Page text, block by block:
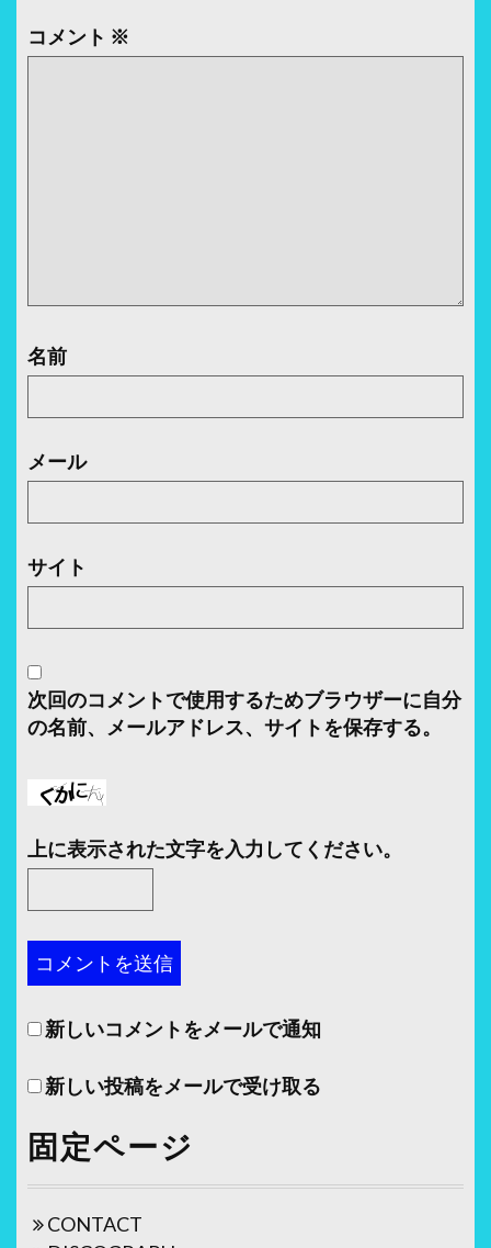
シ
コメント ※
名前
メール
サイト
次回のコメントで使用するためブラウザーに自分
の名前、メールアドレス、サイトを保存する。
上に表示された文字を入力してください。
新しいコメントをメールで通知
新しい投稿をメールで受け取る
固定ページ
CONTACT